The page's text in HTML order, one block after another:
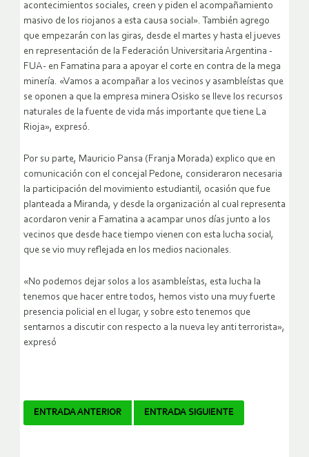
acontecimientos sociales, creen y piden el acompañamiento
masivo de los riojanos a esta causa social». También agrego
que empezarán con las giras, desde el martes y hasta el jueves
en representación de la Federación Universitaria Argentina -
FUA- en Famatina para a apoyar el corte en contra de la mega
minería. «Vamos a acompañar a los vecinos y asambleístas que
se oponen a que la empresa minera Osisko se lleve los recursos
naturales de la fuente de vida más importante que tiene La
Rioja», expresó.
Por su parte, Mauricio Pansa (Franja Morada) explico que en
comunicación con el concejal Pedone, consideraron necesaria
la participación del movimiento estudiantil, ocasión que fue
planteada a Miranda, y desde la organización al cual representa
acordaron venir a Famatina a acampar unos días junto a los
vecinos que desde hace tiempo vienen con esta lucha social,
que se vio muy reflejada en los medios nacionales.
«No podemos dejar solos a los asambleístas, esta lucha la
tenemos que hacer entre todos, hemos visto una muy fuerte
presencia policial en el lugar, y sobre esto tenemos que
sentarnos a discutir con respecto a la nueva ley anti terrorista»,
expresó
Navegador
ENTRADA ANTERIOR ENTRADA SIGUIENTE